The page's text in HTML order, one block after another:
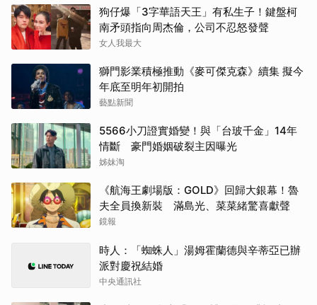
狗仔爆「3字華語天王」有私生子！鍵盤柯
南矛頭指向周杰倫，公司不忍怒發聲
女人我最大
獅門影業積極推動《麥可傑克森》續集 擬今
年底至明年初開拍
藝點新聞
5566小刀證實婚變！與「台玻千金」14年
情斷 豪門婚姻破裂主因曝光
姊妹淘
《航海王劇場版：GOLD》回歸大銀幕！魯
夫全員換新裝 滿島光、菜菜緒驚喜獻聲
鏡報
時人：「蜘蛛人」湯姆霍蘭德與辛蒂亞已辦
派對慶祝結婚
中央通訊社